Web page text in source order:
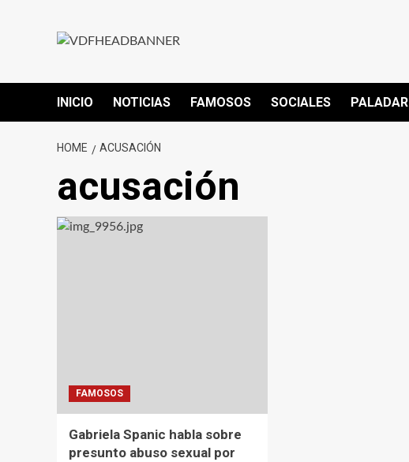
INICIO NOTICIAS FAMOSOS SOCIALES PALADAR
HOME ACUSACIÓN
acusación
FAMOSOS
Gabriela Spanic habla sobre
presunto abuso sexual por